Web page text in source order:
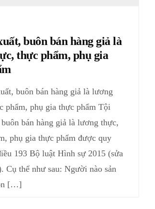
buôn bán hàng giả là
thực phẩm, phụ gia
buôn bán hàng giả là lương
phẩm, phụ gia thực phẩm Tội
bán hàng giả là lương thực,
phụ gia thực phẩm được quy
193 Bộ luật Hình sự 2015 (sửa
Cụ thể như sau: Người nào sản
[…]